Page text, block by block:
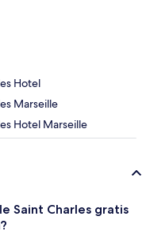
Hotel
Marseille
Hotel Marseille
Saint Charles gratis